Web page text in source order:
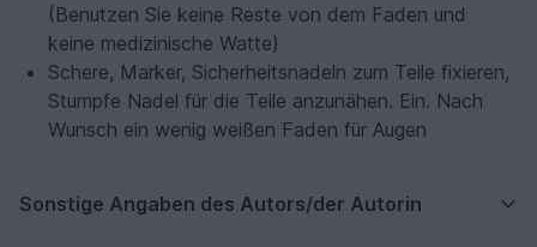
(Benutzen Sie keine Reste von dem Faden und
keine medizinische Watte)
Schere, Marker, Sicherheitsnadeln zum Teile fixieren,
Stumpfe Nadel für die Teile anzunähen. Ein. Nach
Wunsch ein wenig weißen Faden für Augen
Sonstige Angaben des Autors/der Autorin